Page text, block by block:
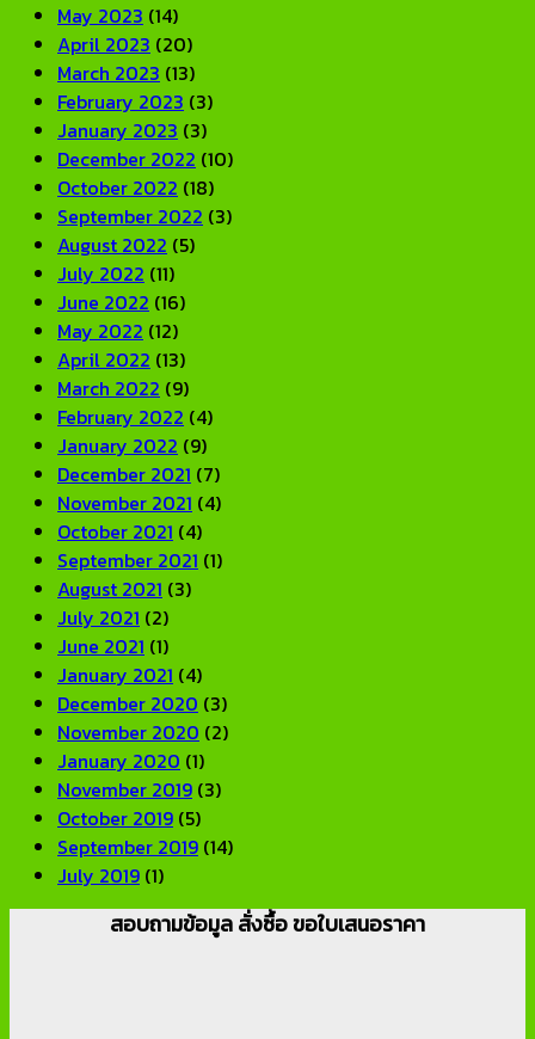
May 2023 (14)
April 2023 (20)
March 2023 (13)
February 2023 (3)
January 2023 (3)
December 2022 (10)
October 2022 (18)
September 2022 (3)
August 2022 (5)
July 2022 (11)
June 2022 (16)
May 2022 (12)
April 2022 (13)
March 2022 (9)
February 2022 (4)
January 2022 (9)
December 2021 (7)
November 2021 (4)
October 2021 (4)
September 2021 (1)
August 2021 (3)
July 2021 (2)
June 2021 (1)
January 2021 (4)
December 2020 (3)
November 2020 (2)
January 2020 (1)
November 2019 (3)
October 2019 (5)
September 2019 (14)
July 2019 (1)
สอบถามข้อมูล สั่งซื้อ ขอใบเสนอราคา